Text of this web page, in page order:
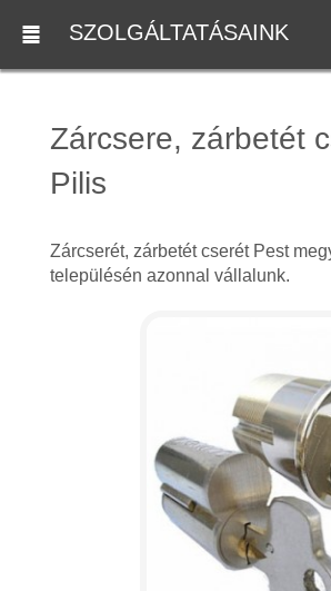
SZOLGÁLTATÁSAINK
Zárcsere, zárbetét
Pilis
Zárcserét, zárbetét cserét Pest
településén azonnal vállalunk.